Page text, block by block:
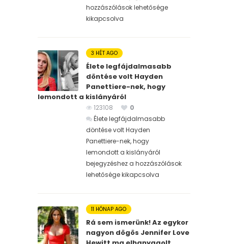
hozzászólások lehetősége
kikapcsolva
3 HÉT AGO
Élete legfájdalmasabb
döntése volt Hayden
Panettiere-nek, hogy
lemondott a kislányáról
123108
0
Élete legfájdalmasabb
döntése volt Hayden
Panettiere-nek, hogy
lemondott a kislányáról
bejegyzéshez a hozzászólások
lehetősége kikapcsolva
11 HÓNAP AGO
Rá sem ismerünk! Az egykor
nagyon dögös Jennifer Love